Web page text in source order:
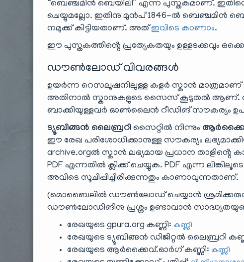
“ബെഞ്ചമിൻ ബെയിലി” എന്ന പുസ്തകമാണ്.
ചെയ്യുമല്ലോ. ഇതിനു മുൻപ് 1846-ൽ ബെഞ്ചമിൻ
നമുക്ക് കിട്ടിയതാണ്. അത്ഇവിടെ കാണാം.
ഈ പുസ്തകത്തിൻ്റെ പ്രത്യേകതയും ഉള്ളടക്കവും
ഡൗൺലോഡ് വിവരങ്ങൾ
ഉയർന്ന റെസലൂഷനിലുള്ള കളർ സ്കാൻ മാത്രമാണ്
അതിനാൽ സ്കാനുകളുടെ സൈസ് കൂടുതൽ ആണ്.
ബാക്കിയുള്ളവർ ഓൺലൈൻ റീഡിങ് സൗകര്യം
ട്യൂബിങ്ങൻ ലൈബ്രറി സൈറ്റിൽ നിന്നും
ഈ രേഖ പരിശോധിക്കാനുള്ള സൗകര്യം
archive.orgൽ സ്കാൻ ലഭ്യമായ പ്രധാന താളിൻ്റെ
PDF എന്നതിൽ ക്ലിക്ക് ചെയ്യുക. PDF എന്ന
അവിടെ സൂചിപ്പിച്ചിരിക്കുന്നതും കാണാവുന്നതാണ്.
(മൊബൈലിൽ ഡൗൺലോഡ് ചെയ്യാൻ
ഡൗ‌ൺലോഡിങിനു പ്രശ്നം ഉണ്ടാവാൻ
രേഖയുടെ gpura.org കണ്ണി: കണ്ണി
രേഖയുടെ ട്യൂബിങ്ങൻ ഡിജിറ്റൽ ലൈബ്രറി
രേഖയുടെ ആർക്കൈവ്.ഓർഗ് കണ്ണി: കണ്ണി